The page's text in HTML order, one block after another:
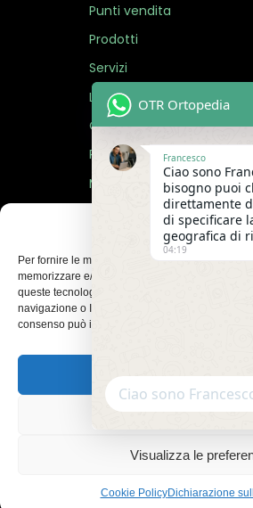
Gestisci
Per fornire le migliori esperienze, utilizziamo
memorizzare e/o accedere alle informazioni del
queste tecnologie ci permetterà di elaborare
navigazione o ID unici su questo sito. Non
consenso può influire negativamente su alcune
Accetta
Nega
Visualizza le
Cookie PolicyDichiarazione
Punti vendita
Prodotti
Servizi
Linea Mobility
Officina Ortopedica
Poltrone Relax
MCR Arredi per il Business
Dom-ino Health
Permaflex by OTR
Blog
Contattaci
Privacy Policy
Trasparenza
CHIAMATA
OTR Ortopedia
Francesco
Ciao sono
bisogno puoi
direttamente
di specificare
geografica di
04:19
WhatsApp
Message